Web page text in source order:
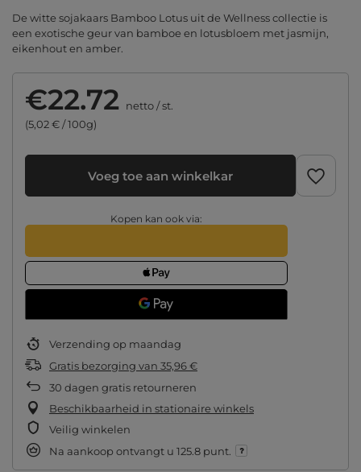
De witte sojakaars Bamboo Lotus uit de Wellness collectie is
een exotische geur van bamboe en lotusbloem met jasmijn,
eikenhout en amber.
€22.72 netto/st.
(5,02 € / 100g)
Voeg toe aan winkelkar
Kopen kan ook via:
Verzending op maandag
Gratis bezorging van 35,96 €
30 dagen gratis retourneren
Beschikbaarheid in stationaire winkels
Veilig winkelen
Na aankoop ontvangt u 125.8 punt.